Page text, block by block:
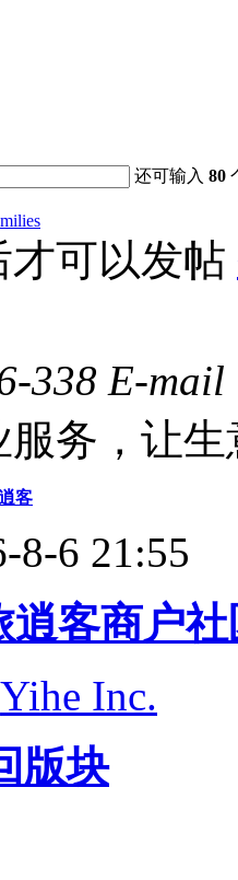
还可输入80
可以发帖
338 E-mail
务，让
客
8-6 21:55
逍客商户社
Yihe Inc.
版块